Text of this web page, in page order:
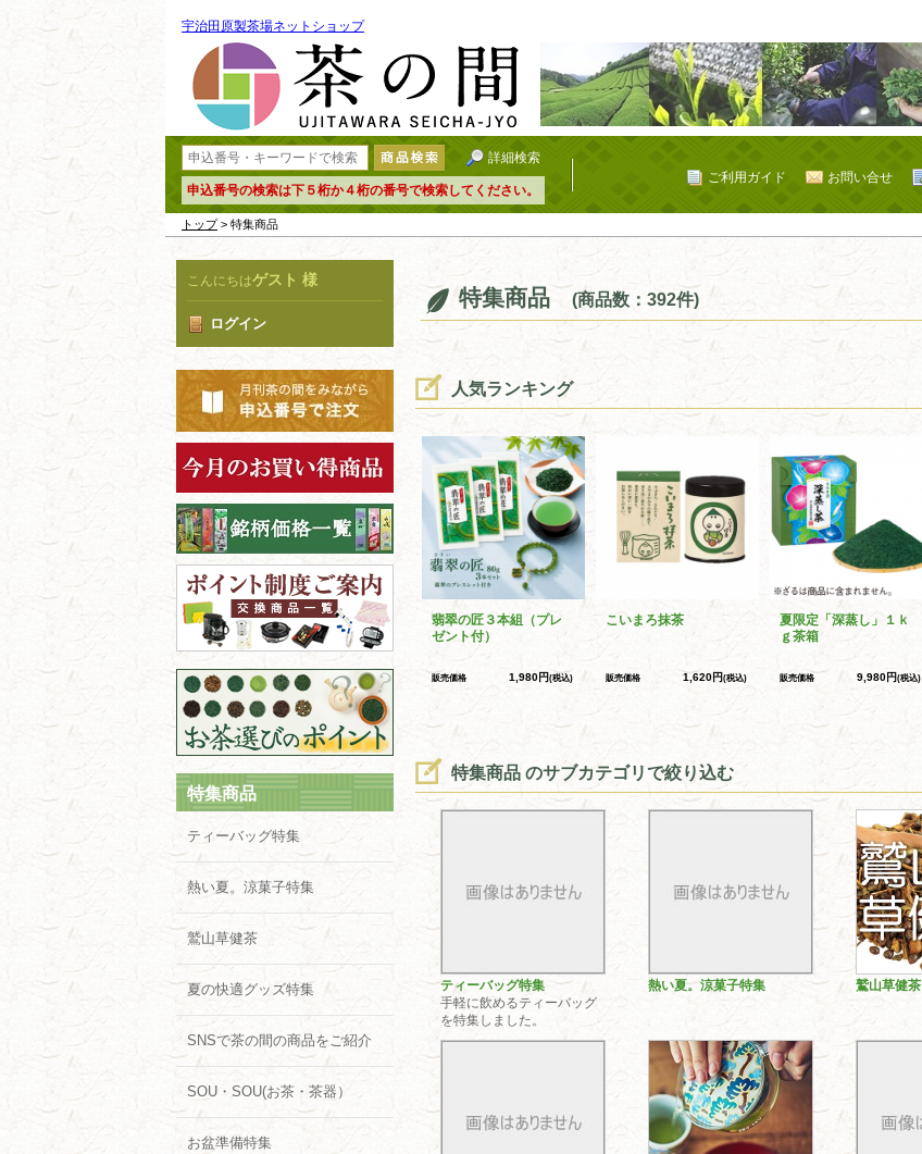
宇治田原製茶場ネットショップ
詳細検索
申込番号の検索は下５桁か４桁の番号で検索してください。
お問い合せ
ご利用ガイド
トップ> 特集商品
こんにちはゲスト 様
ログイン
特集商品
ティーバッグ特集
熱い夏。涼菓子特集
鷲山草健茶
夏の快適グッズ特集
SNSで茶の間の商品をご紹介
SOU・SOU(お茶・茶器）
お盆準備特集
特集商品 (商品数：392件)
人気ランキング
翡翠の匠３本組（プレ
ゼント付）
販売価格 1,980円(税込)
こいまろ抹茶
販売価格 1,620円(税込)
夏限定「深蒸し」１ｋ
ｇ茶箱
販売価格 9,980円(税込)
特集商品 のサブカテゴリで絞り込む
ティーバッグ特集
手軽に飲めるティーバッグ
を特集しました。
熱い夏。涼菓子特集 鷲山草健茶